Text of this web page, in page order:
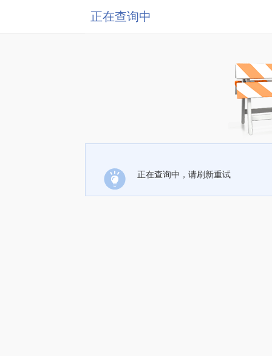
正在查询中
正在查询中，请刷新重试